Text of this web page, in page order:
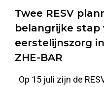
Twee RESV
belangrijke stap
eerstelijnszorg
ZHE-BAR
Op 15 juli zijn de